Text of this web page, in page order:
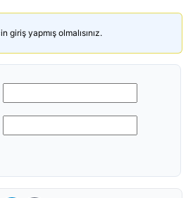
giriş yapmış olmalısınız.